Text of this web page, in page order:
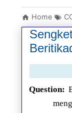
Home
Question: